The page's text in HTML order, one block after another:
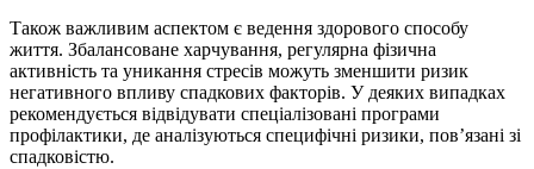
Також важливим аспектом є ведення здорового способу
життя. Збалансоване харчування, регулярна фізична
активність та уникання стресів можуть зменшити ризик
негативного впливу спадкових факторів. У деяких випадках
рекомендується відвідувати спеціалізовані програми
профілактики, де аналізуються специфічні ризики, пов’язані зі
спадковістю.